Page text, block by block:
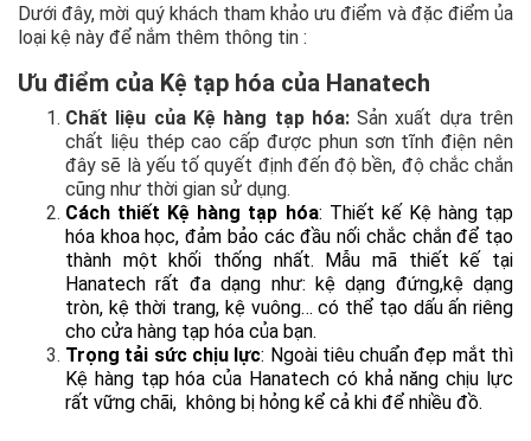
Dưới đây, mời quý khách tham khảo ưu điểm và đặc điểm ủa
loại kệ này để nắm thêm thông tin :
Ưu điểm của Kệ tạp hóa của Hanatech
Chất liệu của Kệ hàng tạp hóa:Sản xuất dựa trên
chất liệu thép cao cấp được phun sơn tĩnh điện nên
đây sẽ là yếu tố quyết định đến độ bền, độ chắc chắn
cũng như thời gian sử dụng.
Cách thiết Kệ hàng tạp hóa: Thiết kế Kệ hàng tạp
hóa khoa học, đảm bảo các đầu nối chắc chắn để tạo
thành một khối thống nhất. Mẫu mã thiết kế tại
Hanatech rất đa dạng như: kệ dạng đứng,kệ dạng
tròn, kệ thời trang, kệ vuông… có thể tạo dấu ấn riêng
cho cửa hàng tạp hóa của bạn.
Trọng tải sức chịu lực: Ngoài tiêu chuẩn đẹp mắt thì
Kệ hàng tạp hóa của Hanatech có khả năng chịu lực
rất vững chãi, không bị hỏng kể cả khi để nhiều đồ.